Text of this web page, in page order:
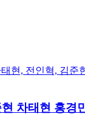
차태현 홍경